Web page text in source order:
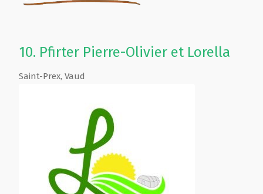
10. Pfirter Pierre-Olivier et Lorella
Saint-Prex, Vaud